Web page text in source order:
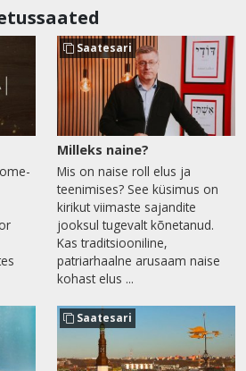
Saatesari
Milleks naine?
Mis on naise roll elus ja
teenimises? See küsimus on
kirikut viimaste sajandite
jooksul tugevalt kõnetanud.
Kas traditsiooniline,
patriarhaalne arusaam naise
kohast elus ...
Saatesari